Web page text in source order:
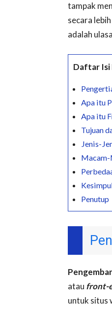
tampak
secara
adalah
Daftar Isi
Apa itu
Apa itu
Tujuan
Jenis-
Macam-
Penutup
atau front-
untuk situs